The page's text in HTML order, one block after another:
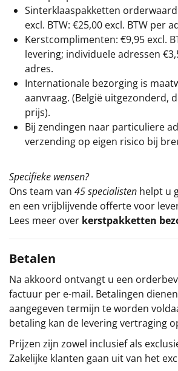
Sinterklaaspakketten
excl. BTW: €25,00 excl. BTW per
Kerstcomplimenten: €9,95 excl.
levering; individuele adressen
adres.
Internationale bezorging is
aanvraag. (België uitgezonderd,
prijs).
Bij zendingen naar particuliere
verzending op eigen risico bij
Specifieke wensen?
Ons team van 45 specialisten helpt u
en een vrijblijvende offerte voor
Lees meer over kerstpakketten
Betalen
Na akkoord ontvangt u een
factuur per e-mail. Betalingen
aangegeven termijn te worden
betaling kan de levering vertraging
Prijzen zijn zowel inclusief als
Zakelijke klanten gaan uit van het